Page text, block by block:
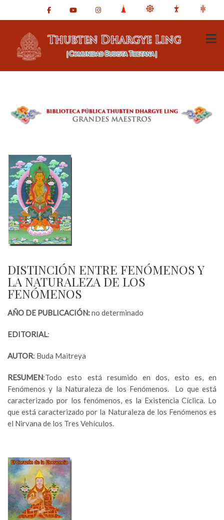
DISTINCIÓN ENTRE FENÓMENOS Y
LA NATURALEZA DE LOS
FENÓMENOS
AÑO DE PUBLICACIÓN:no determinado
EDITORIAL:
AUTOR: Buda Maitreya
RESUMEN:Todo esto está resumido en dos, esto es, en
Fenómenos y la Naturaleza de los Fenómenos. Lo que está
caracterizado por los fenómenos, es la Existencia Cíclica. Lo
que está caracterizado por la Naturaleza de los Fenómenos es
el Nirvana de los Tres Vehículos.